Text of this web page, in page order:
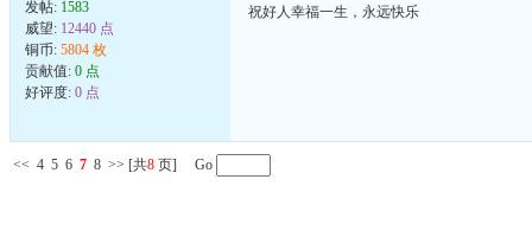
发帖: 1583
威望: 12440 点
铜币: 5804 枚
贡献值: 0 点
好评度: 0 点
祝好人幸福一生，永远快乐
<< 4 5 6 7 8 >> [共8 页] Go